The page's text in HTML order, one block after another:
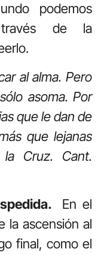
podemos
de la
al alma. Pero
asoma. Por
que le dan de
que lejanas
Cruz. Cant.
En el
la ascensión al
final, como el